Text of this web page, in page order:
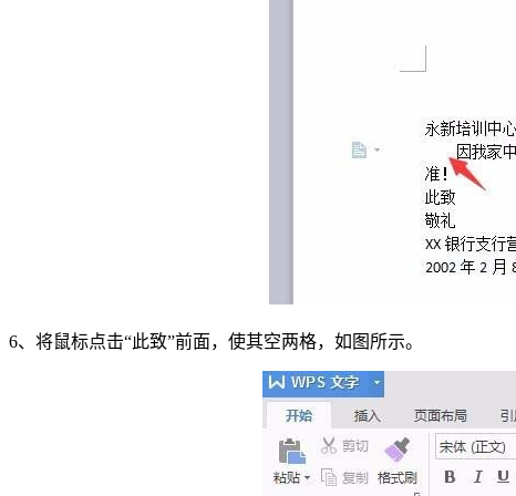
6、将鼠标点击“此致”前面，使其空两格，如图所示。